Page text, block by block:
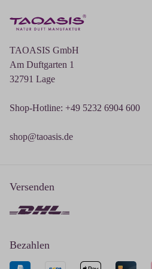
TAOASIS GmbH
Am Duftgarten 1
32791 Lage
Shop-Hotline: +49 5232 6904 600
shop@taoasis.de
Versenden
Bezahlen